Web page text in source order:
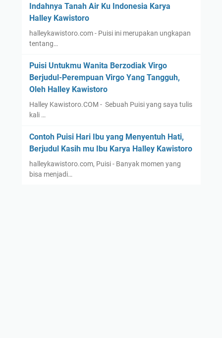
Indahnya Tanah Air Ku Indonesia Karya
Halley Kawistoro
halleykawistoro.com - Puisi ini merupakan ungkapan
tentang…
Puisi Untukmu Wanita Berzodiak Virgo
Berjudul-Perempuan Virgo Yang Tangguh,
Oleh Halley Kawistoro
Halley Kawistoro.COM - Sebuah Puisi yang saya tulis
kali …
Contoh Puisi Hari Ibu yang Menyentuh Hati,
Berjudul Kasih mu Ibu Karya Halley Kawistoro
halleykawistoro.com, Puisi - Banyak momen yang
bisa menjadi…